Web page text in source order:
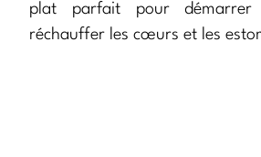
plat parfait pour
réchauffer les cœurs et les